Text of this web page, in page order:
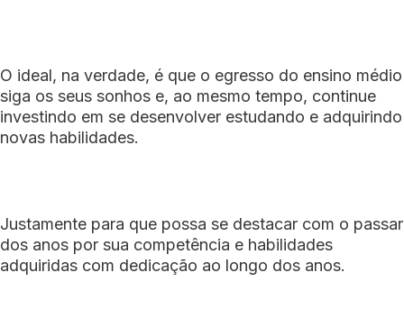
O ideal, na verdade, é que o egresso do ensino médio
siga os seus sonhos e, ao mesmo tempo, continue
investindo em se desenvolver estudando e adquirindo
novas habilidades.
Justamente para que possa se destacar com o passar
dos anos por sua competência e habilidades
adquiridas com dedicação ao longo dos anos.